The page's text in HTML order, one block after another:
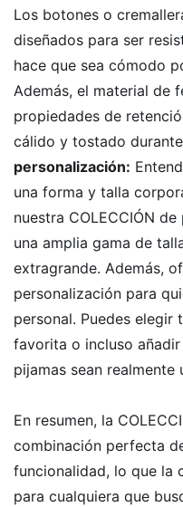
Los botones o
diseñados para ser
hace que sea cómodo
Además, el material de
propiedades de
cálido y tostado
personalización:
una forma y talla
nuestra COLECCIÓN
una amplia gama de
extragrande. Además,
personalización para
personal. Puedes
favorita o incluso
pijamas sean realmente
En resumen, la
combinación perfecta
funcionalidad, lo que la
para cualquiera que